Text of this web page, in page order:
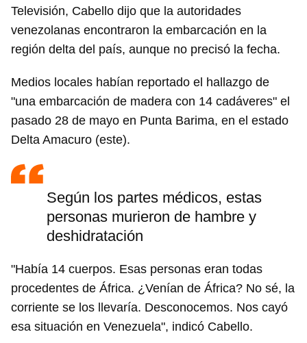
Televisión, Cabello dijo que la autoridades
venezolanas encontraron la embarcación en la
región delta del país, aunque no precisó la fecha.
Medios locales habían reportado el hallazgo de
"una embarcación de madera con 14 cadáveres" el
pasado 28 de mayo en Punta Barima, en el estado
Delta Amacuro (este).
Según los partes médicos, estas
personas murieron de hambre y
deshidratación
"Había 14 cuerpos. Esas personas eran todas
procedentes de África. ¿Venían de África? No sé, la
corriente se los llevaría. Desconocemos. Nos cayó
esa situación en Venezuela", indicó Cabello.